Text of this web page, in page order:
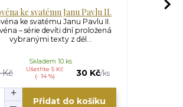
ke svatému Janu Pavlu II.
ke svatému Janu Pavlu II.
– série devíti dní proložená
vybranými texty z děl...
Kč
Ušetříte 5 Kč
(- 14 %)
30 Kč/ks
Skladem 10 ks
Přidat do košíku